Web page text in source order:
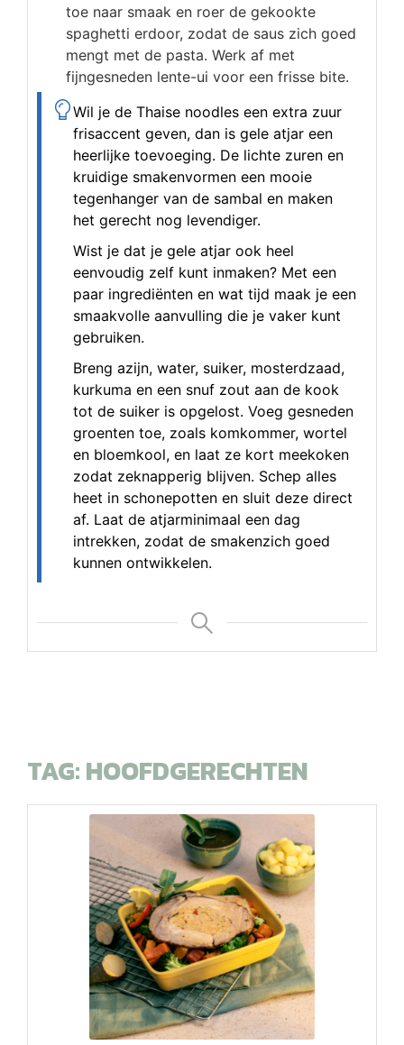
toe naar smaak en roer de gekookte
spaghetti erdoor, zodat de saus zich goed
mengt met de pasta. Werk af met
fijngesneden lente-ui voor een frisse bite.
Wil je de Thaise noodles een extra zuur
frisaccent geven, dan is gele atjar een
heerlijke toevoeging. De lichte zuren en
kruidige smakenvormen een mooie
tegenhanger van de sambal en maken
het gerecht nog levendiger.
Wist je dat je gele atjar ook heel
eenvoudig zelf kunt inmaken? Met een
paar ingrediënten en wat tijd maak je een
smaakvolle aanvulling die je vaker kunt
gebruiken.
Breng azijn, water, suiker, mosterdzaad,
kurkuma en een snuf zout aan de kook
tot de suiker is opgelost. Voeg gesneden
groenten toe, zoals komkommer, wortel
en bloemkool, en laat ze kort meekoken
zodat zeknapperig blijven. Schep alles
heet in schonepotten en sluit deze direct
af. Laat de atjarminimaal een dag
intrekken, zodat de smakenzich goed
kunnen ontwikkelen.
TAG:HOOFDGERECHTEN